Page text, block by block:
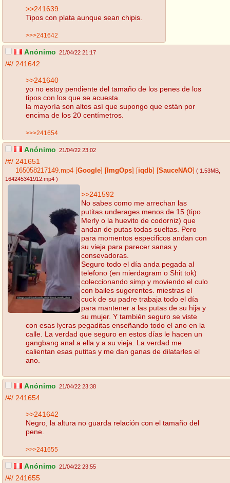
>>241639
Tipos con plata aunque sean chipis.
>>>241642
Anónimo 21/04/22 21:17
/#/ 241642
>>241640
yo no estoy pendiente del tamaño de los penes de los
tipos con los que se acuesta.
la mayoría son altos así que supongo que están por
encima de los 20 centímetros.
>>>241654
Anónimo 21/04/22 23:02
/#/ 241651
165058217149.mp4 Google ImgOps iqdb SauceNAO ( 1.53MB
164245341912.mp4 )
>>241592
No sabes como me arrechan las
putitas underages menos de 15 (tipo
Merly o la huevito de codorniz) que
andan de putas todas sueltas. Pero
para momentos especificos andan con
su vieja para parecer sanas y
consevadoras.
Seguro todo el día anda pegada al
telefono (en mierdagram o Shit tok)
coleccionando simp y moviendo el culo
con bailes sugerentes. miestras el
cuck de su padre trabaja todo el día
para mantener a las putas de su hija y
su mujer. Y también seguro se viste
con esas lycras pegaditas enseñando todo el ano en la
calle. La verdad que seguro en estos días le hacen un
gangbang anal a ella y a su vieja. La verdad me
calientan esas putitas y me dan ganas de dilatarles el
ano.
Anónimo 21/04/22 23:38
/#/ 241654
>>241642
Negro, la altura no guarda relación con el tamaño del
pene.
>>>241655
Anónimo 21/04/22 23:55
/#/ 241655